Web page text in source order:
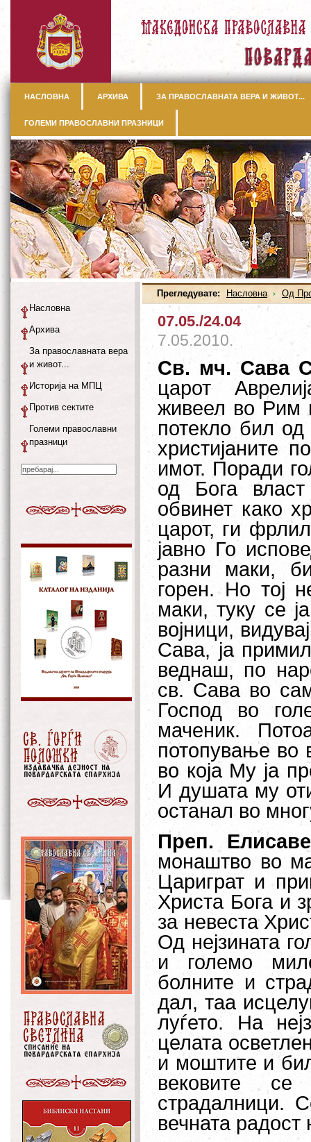
НАСЛОВНА АРХИВА ЗА ПРАВОСЛАВНАТА ВЕРА И ЖИВОТ...
ГОЛЕМИ ПРАВОСЛАВНИ ПРАЗНИЦИ
Прегледувате: Насловна Од
07.05./24.04
7.05.2010.
Св. мч. Сава
царот
живеел во Рим
потекло бил од
христијаните
имот. Поради
од Бога
обвинет како
царот, ги
јавно Го
разни маки,
горен. Но тој
маки, туку се
војници,
Сава, ја
веднаш, по
св. Сава во
Господ во
маченик.
потопување во
во која Му ја
И душата му
останал во
Преп.
монаштво во
Цариграт и
Христа Бога и
за невеста
Од нејзината
и големо
болните и
дал, таа
луѓето. На
целата
и моштите и
вековите
страдалници.
вечната радост
Насловна
Архива
За православната вера
и живот...
Историја на МПЦ
Против сектите
Големи православни
празници